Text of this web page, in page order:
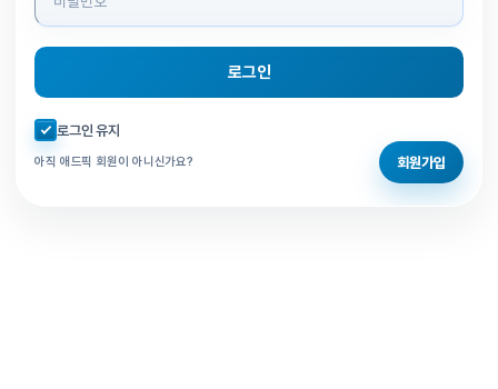
로그인
자동로그인 체크
로그인 유지
아직 애드픽 회원이 아니신가요? 회원가입